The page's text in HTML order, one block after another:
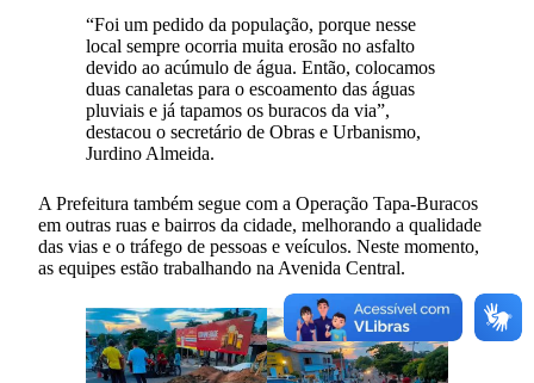
“Foi um pedido da população, porque nesse
local sempre ocorria muita erosão no asfalto
devido ao acúmulo de água. Então, colocamos
duas canaletas para o escoamento das águas
pluviais e já tapamos os buracos da via”,
destacou o secretário de Obras e Urbanismo,
Jurdino Almeida.
A Prefeitura também segue com a Operação Tapa-Buracos
em outras ruas e bairros da cidade, melhorando a qualidade
das vias e o tráfego de pessoas e veículos. Neste momento,
as equipes estão trabalhando na Avenida Central.